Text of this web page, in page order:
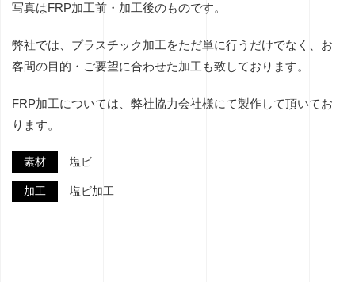
写真はFRP加工前・加工後のものです。
弊社では、プラスチック加工をただ単に行うだけでなく、お
客間の目的・ご要望に合わせた加工も致しております。
FRP加工については、弊社協力会社様にて製作して頂いてお
ります。
素材 塩ビ
加工 塩ビ加工